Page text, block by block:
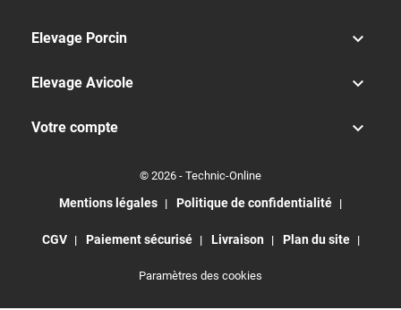
Elevage Porcin 
Elevage Avicole 
Votre compte 
© 2026 - Technic-Online
Mentions légales Politique de confidentialité
CGV Paiement sécurisé Livraison Plan du site
Paramètres des cookies